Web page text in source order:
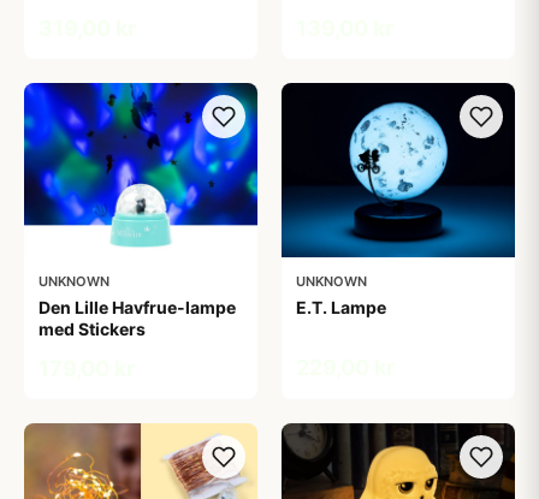
UNKNOWN
Den Lille Havfrue-lampe
med Stickers
UNKNOWN
E.T. Lampe